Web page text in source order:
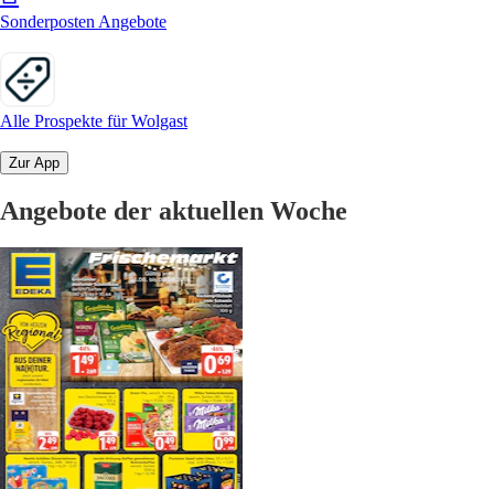
Sonderposten Angebote
Alle Prospekte für Wolgast
Zur App
Angebote der aktuellen Woche